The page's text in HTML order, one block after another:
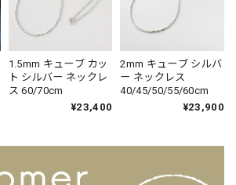
1.5mm キューブ カッ
ト シルバー ネックレ
ス 60/70cm
¥23,400
2mm キューブ シルバ
ー ネックレス
40/45/50/55/60cm
¥23,900